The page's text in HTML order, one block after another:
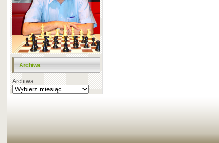
Archiwa
Archiwa